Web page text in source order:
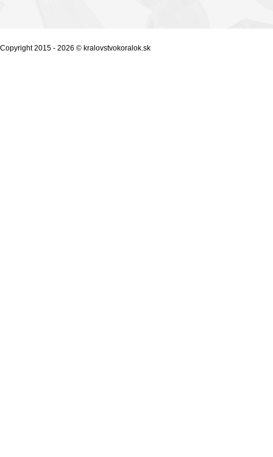
Copyright 2015 - 2026 © kralovstvokoralok.sk